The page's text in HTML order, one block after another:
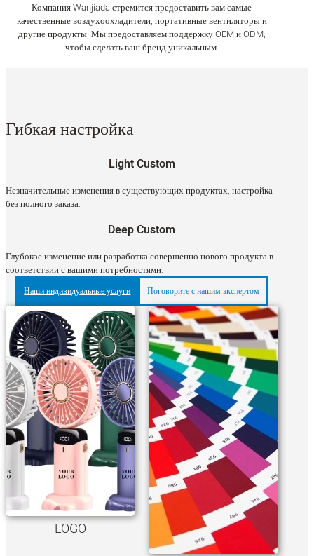
Компания Wanjiada стремится предоставить вам самые
качественные воздухоохладители, портативные вентиляторы и
другие продукты. Мы предоставляем поддержку OEM и ODM,
чтобы сделать ваш бренд уникальным.
Гибкая настройка
Light Custom
Незначительные изменения в существующих продуктах, настройка
без полного заказа.
Deep Custom
Глубокое изменение или разработка совершенно нового продукта в
соответствии с вашими потребностями.
Наши индивидуальные услуги Поговорите с нашим экспертом
LOGO